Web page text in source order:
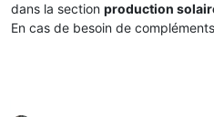
dans la section production
En cas de besoin de